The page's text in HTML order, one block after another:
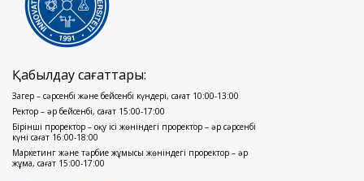
Қабылдау сағаттары:
Заңгер – сәрсенбі және бейсенбі күндері, сағат 10:00-13:00
Ректор – әр бейсенбі, сағат 15:00-17:00
Бірінші проректор – оқу ісі жөніндегі проректор – әр сәрсенбі
күні сағат 16:00-18:00
Маркетинг және тәрбие жұмысы жөніндегі проректор – әр
жұма, сағат 15:00-17:00